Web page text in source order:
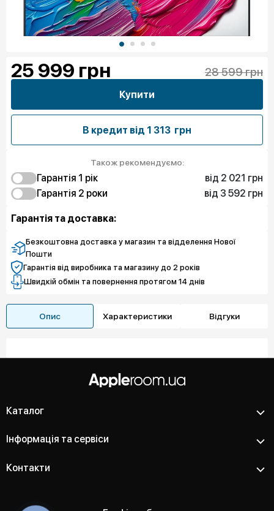
25 999 грн 28 599 грн
Купити
В кредит від 1 313 грн
Також рекомендуємо:
Гарантія 1 рік
від 2 021 грн
Захист від браку
2 021 грн
Гарантія 2 роки
від 3 592 грн
Захист екрану
Гарантія та доставка:
Безкоштовна доставка у магазин та відделення Нової
Пошти
Гарантія від виробника та магазину до 2 років
Швидкій обмін та повернення протягом 14 днів
Опис Характеристики Відгуки
Каталог
Інформація та сервіси
Контакти